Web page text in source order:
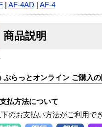
AF-4AD AF-4
商品説明
ぷらっとオンライン ご購入
支払方法について
のお支払い方法がご利用で